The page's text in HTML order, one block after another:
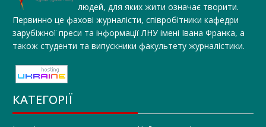
людей, для яких жити означає творити.
Первинно це фахові журналісти, співробітники кафедри
зарубіжної преси та інформації ЛНУ імені Івана Франка, а
також студенти та випускники факультету журналістики.
КАТЕГОРІЇ